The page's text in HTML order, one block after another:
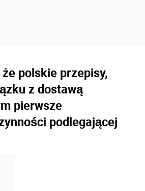
polskie przepisy,
z dostawą
pierwsze
podlegającej